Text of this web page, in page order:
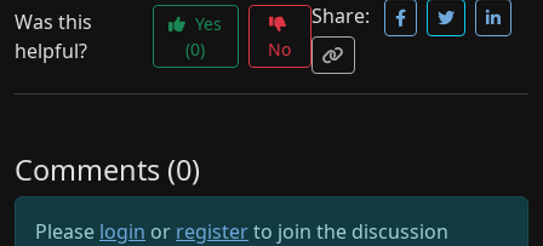
Was this
helpful?
Yes
(0)
No
Share:
Comments (0)
Please login or registerto join the discussion